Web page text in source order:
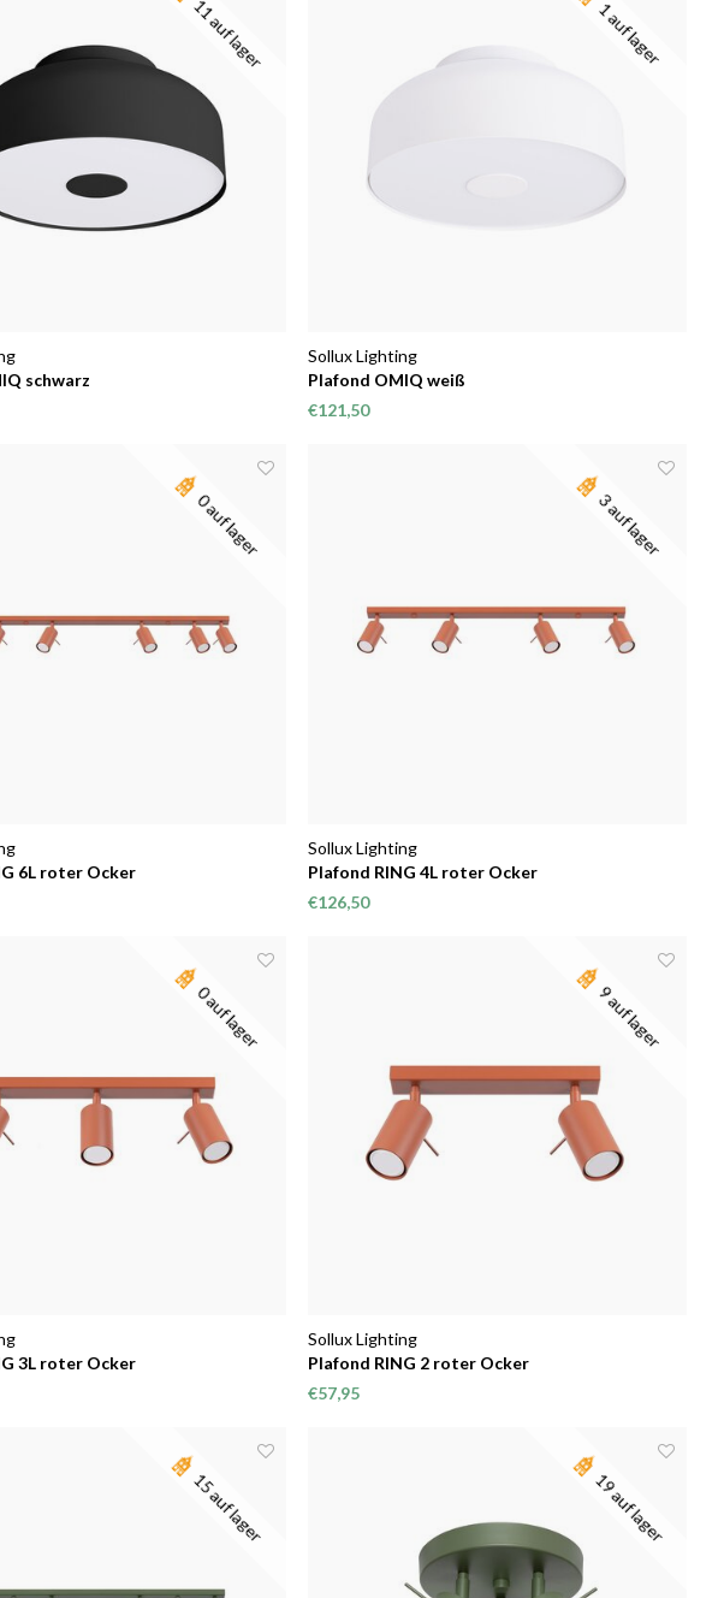
11 auf lager
schwarz
1 auf lager
Sollux Lighting
Plafond OMIQ weiß
€121,50
0 auf lager
6L roter Ocker
3 auf lager
Sollux Lighting
Plafond RING 4L roter Ocker
€126,50
0 auf lager
3L roter Ocker
9 auf lager
Sollux Lighting
Plafond RING 2 roter Ocker
€57,95
15 auf lager 19 auf lager